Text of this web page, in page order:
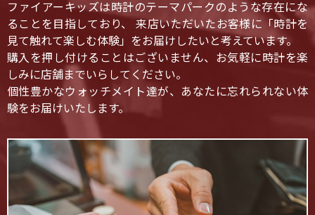
ファイアーキッズは時計のテーマパークのような存在にな
ることを目指しており、 来店いただいたお客様に「時計を
見て触れて楽しむ体験」をお届けしたいと考えています。
購入を押し付けることはございません、お気軽に時計を楽
しみに店舗までいらしてください。
個性豊かなウォッチメイト達が、あなたに忘れられない体
験をお届けいたします。